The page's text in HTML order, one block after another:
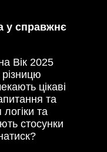
у справжнє
Вік 2025
цікаві
та
та
стосунки